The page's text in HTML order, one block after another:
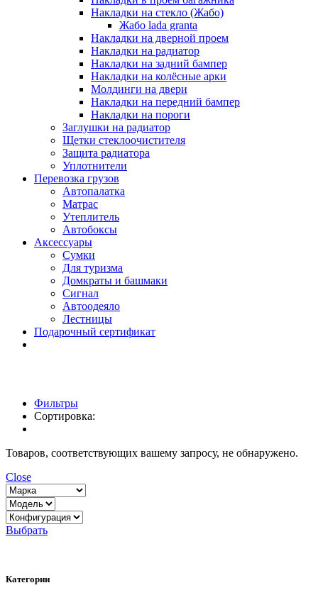
Накладки на стекло (Жабо)
Жабо lada granta
Накладки на дверной проем
Накладки на радиатор
Накладки на задний бампер
Накладки на колёсные арки
Молдинги на двери
Накладки на передний бампер
Накладки на пороги
Заглушки на радиатор
Щетки стеклоочистителя
Защита радиатора
Уплотнители
Перевозка грузов
Автопалатка
Матрас
Утеплитель
Автобоксы
Аксессуары
Сумки
Для туризма
Домкраты и башмаки
Сигнал
Автоодеяло
Лестницы
Подарочный сертификат
Фильтры
Сортировка:
Товаров, соответствующих вашему запросу, не обнаружено.
Close
Выбрать
Категории